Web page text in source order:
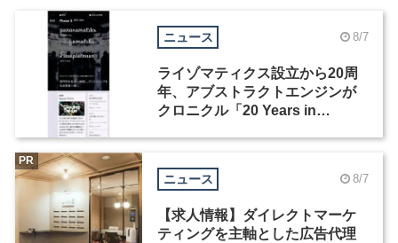
ニュース 8/7
ライゾマティクス設立から20周
年、アブストラクトエンジンが
クロニクル「20 Years in
ニュース 8/7
【求人情報】ダイレクトマーケ
ティングを主軸とした広告代理
PR